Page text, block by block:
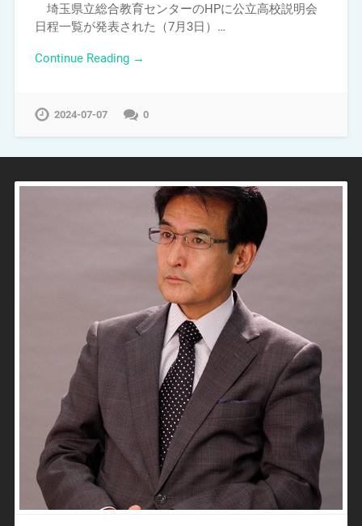
埼玉県立総合教育センターのHPに公立高校説明会
日程一覧が発表された（7月3日）…
Continue Reading →
2024-07-07 0